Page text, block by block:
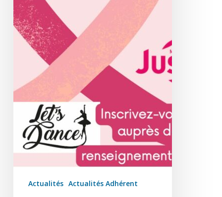
Actualités Actualités Adhérent